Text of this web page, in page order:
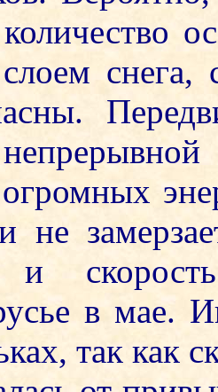
снега,
не
и
в мае.
так как